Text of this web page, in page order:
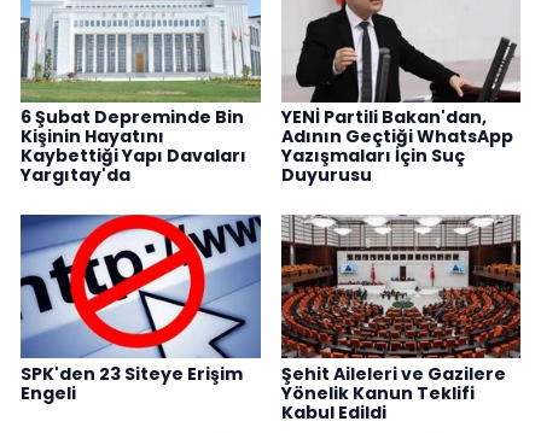
6 Şubat Depreminde Bin
Kişinin Hayatını
Kaybettiği Yapı Davaları
Yargıtay'da
YENİ Partili Bakan'dan,
Adının Geçtiği WhatsApp
Yazışmaları İçin Suç
Duyurusu
SPK'den 23 Siteye Erişim
Engeli
Şehit Aileleri ve Gazilere
Yönelik Kanun Teklifi
Kabul Edildi